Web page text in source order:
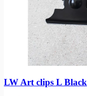
LW Art clips L Black